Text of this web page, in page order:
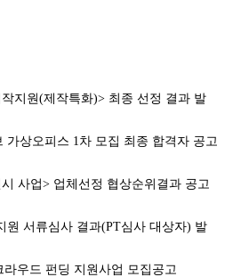
지원(제작특화)> 최종 선정 결과 발
가상오피스 1차 모집 최종 합격자 공고
사업> 업체선정 협상순위결과 공고
원 서류심사 결과(PT심사 대상자) 발
우드 펀딩 지원사업 모집공고